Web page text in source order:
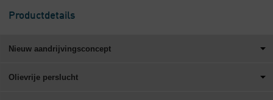
Productdetails
Nieuw aandrijvingsconcept
Olievrije perslucht